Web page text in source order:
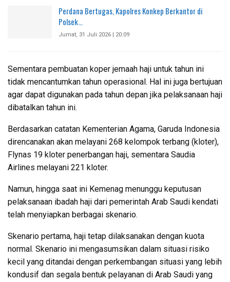
Perdana Bertugas, Kapolres Konkep Berkantor di
Polsek…
Jumat, 31 Juli 2026 | 20:09
Sementara pembuatan koper jemaah haji untuk tahun ini
tidak mencantumkan tahun operasional. Hal ini juga bertujuan
agar dapat digunakan pada tahun depan jika pelaksanaan haji
dibatalkan tahun ini.
Berdasarkan catatan Kementerian Agama, Garuda Indonesia
direncanakan akan melayani 268 kelompok terbang (kloter),
Flynas 19 kloter penerbangan haji, sementara Saudia
Airlines melayani 221 kloter.
Namun, hingga saat ini Kemenag menunggu keputusan
pelaksanaan ibadah haji dari pemerintah Arab Saudi kendati
telah menyiapkan berbagai skenario.
Skenario pertama, haji tetap dilaksanakan dengan kuota
normal. Skenario ini mengasumsikan dalam situasi risiko
kecil yang ditandai dengan perkembangan situasi yang lebih
kondusif dan segala bentuk pelayanan di Arab Saudi yang